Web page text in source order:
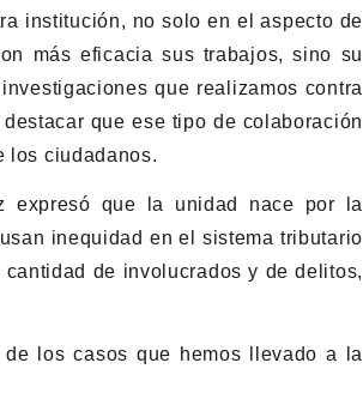
institución, no solo en el aspecto de
más eficacia sus trabajos, sino su
que realizamos contra
que ese tipo de colaboración
los ciudadanos.
expresó que la unidad nace por la
inequidad en el sistema tributario
de involucrados y de delitos,
los casos que hemos llevado a la